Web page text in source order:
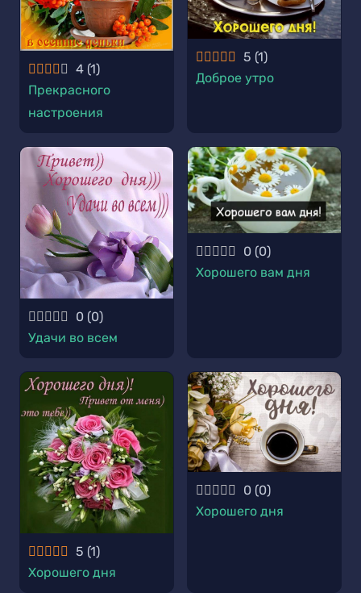
4 (1)
Прекрасного
настроения
5 (1)
Доброе утро
0 (0)
Удачи во всем
0 (0)
Хорошего вам дня
5 (1)
Хорошего дня
0 (0)
Хорошего дня